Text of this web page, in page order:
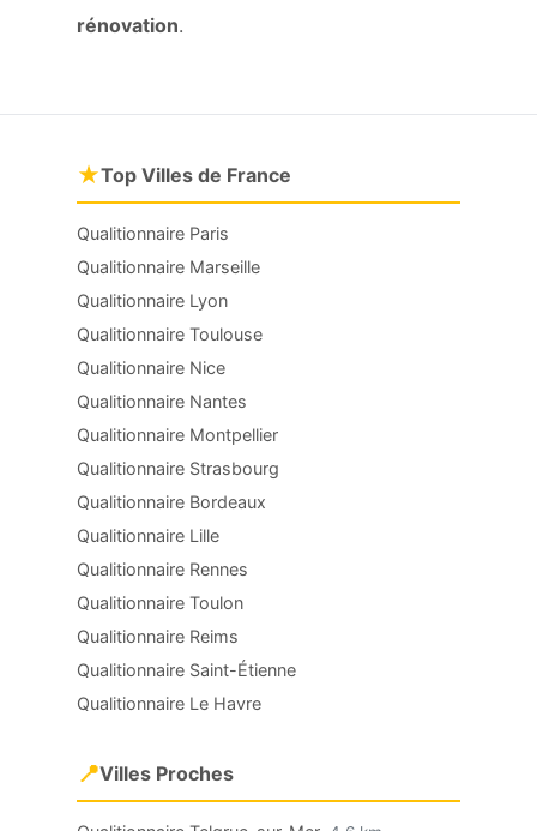
rénovation.
★Top Villes de France
Qualitionnaire Paris
Qualitionnaire Marseille
Qualitionnaire Lyon
Qualitionnaire Toulouse
Qualitionnaire Nice
Qualitionnaire Nantes
Qualitionnaire Montpellier
Qualitionnaire Strasbourg
Qualitionnaire Bordeaux
Qualitionnaire Lille
Qualitionnaire Rennes
Qualitionnaire Toulon
Qualitionnaire Reims
Qualitionnaire Saint-Étienne
Qualitionnaire Le Havre
📍Villes Proches